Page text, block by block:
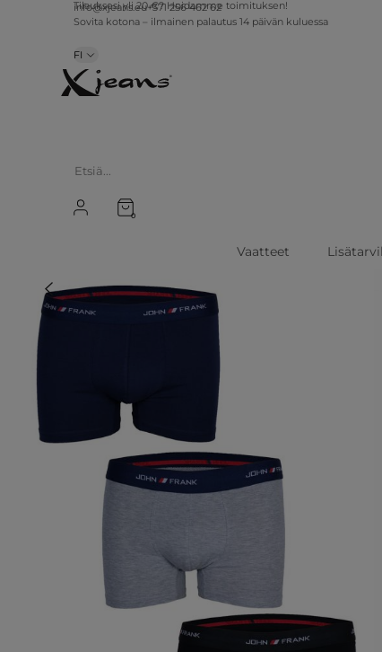
info@xjeans.eu+371 256 462 62
Tilauksesi yli 20 €? Hoidamme toimituksen!
FI
0
Vaatteet